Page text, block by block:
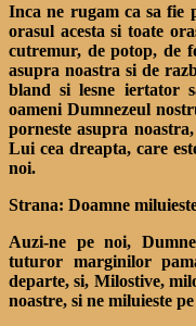
Inca ne rugam ca sa fie
orasul acesta si toate
cutremur, de potop, de
asupra noastra si de
bland si lesne iertator
oameni Dumnezeul
porneste asupra
Lui cea dreapta, care
noi.
Strana: Doamne
Auzi-ne pe noi,
tuturor marginilor
departe, si, Milostive,
noastre, si ne miluieste